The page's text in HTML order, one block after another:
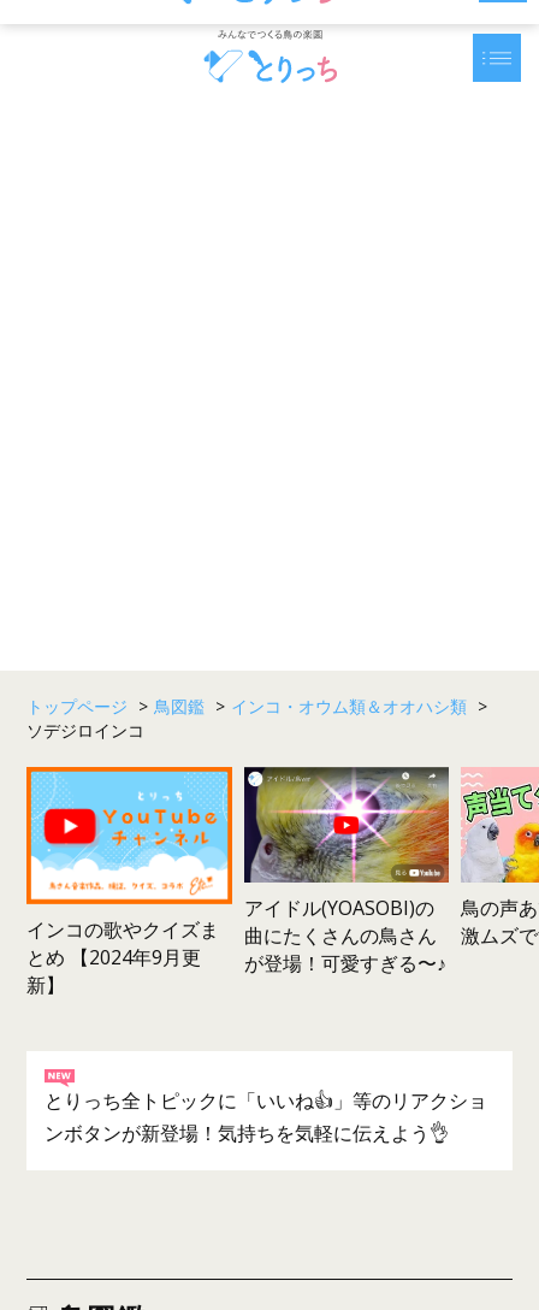
トップページ > 鳥図鑑 > インコ・オウム類＆オオハシ類 >
ソデジロインコ
インコの歌やクイズま
とめ 【2024年9月更
新】
アイドル(YOASOBI)の
曲にたくさんの鳥さん
が登場！可愛すぎる〜♪
鳥の声
激ムズ
とりっち全トピックに「いいね👍」等のリアクショ
ンボタンが新登場！気持ちを気軽に伝えよう👌